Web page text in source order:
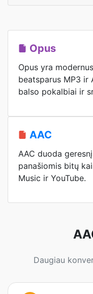
Opus
Opus yra
beatsparus MP3 ir
balso pokalbiai ir
AAC
AAC duoda
panašiomis bitų
Music ir YouTube.
Daugiau